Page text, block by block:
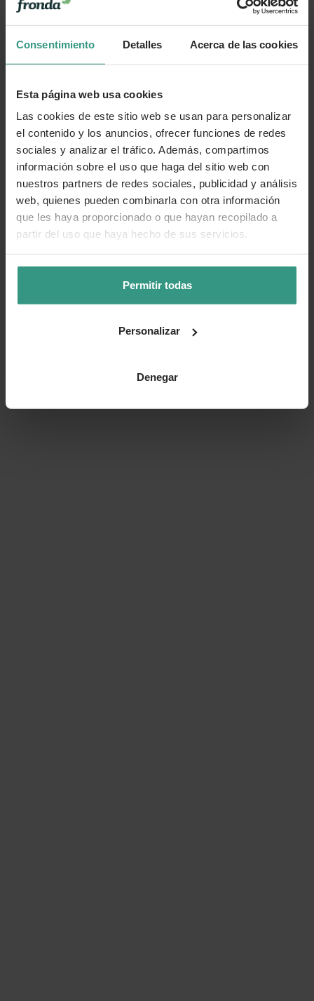
Consentimiento Detalles Acerca de las cookies
Esta página web usa cookies
Las cookies de este sitio web se usan para personalizar
el contenido y los anuncios, ofrecer funciones de redes
sociales y analizar el tráfico. Además, compartimos
información sobre el uso que haga del sitio web con
nuestros partners de redes sociales, publicidad y análisis
web, quienes pueden combinarla con otra información
que les haya proporcionado o que hayan recopilado a
partir del uso que haya hecho de sus servicios.
Permitir todas
Personalizar
Denegar
Cuidados
Número de artículo:
¿Te ha resultado útil la información de este producto?
👍 Sí 😐 Más o menos 👎 No